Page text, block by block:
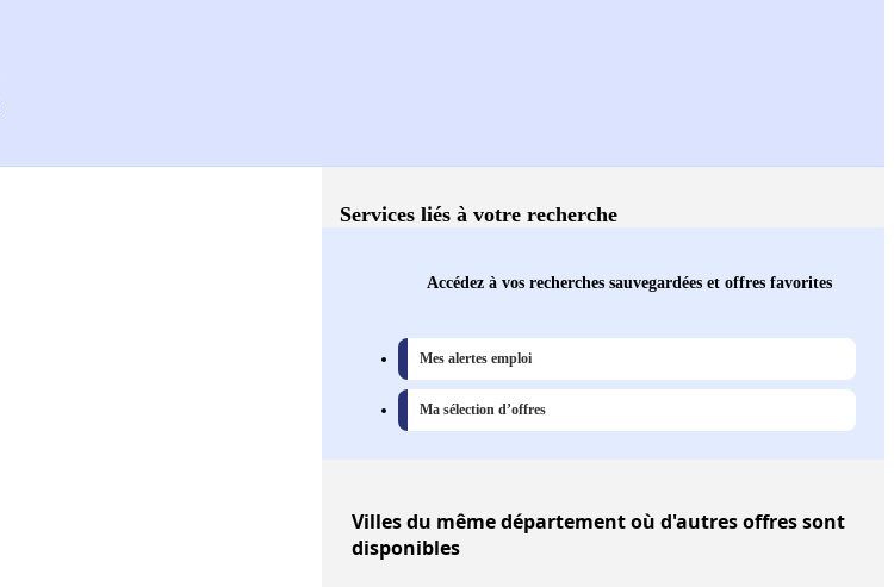
Services liés à votre recherche
Accédez à vos recherches sauvegardées et offres favorites
Mes alertes emploi
Ma sélection d’offres
Villesdu même département où d'autres offres sont
disponibles